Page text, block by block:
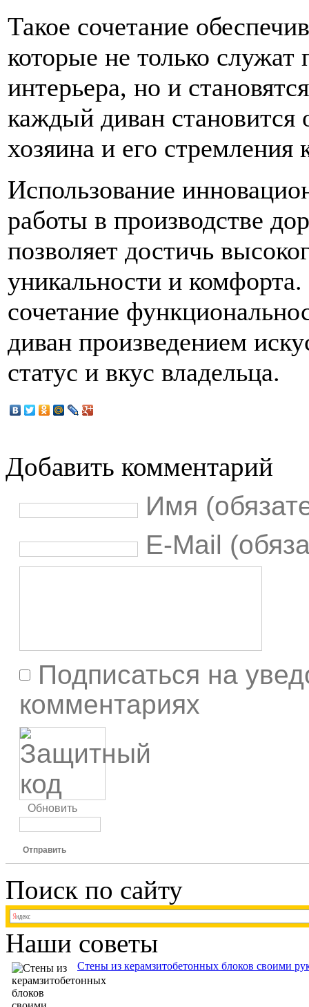
Такое сочетание
которые не только
интерьера, но и
каждый диван становится
хозяина и его стремления
Использование
работы в производстве
позволяет достичь
уникальности и комфорта.
сочетание
диван произведением
статус и вкус владельца.
Добавить комментарий
Имя
E-Mail
Подписаться на
комментариях
Обновить
Отправить
Поиск по сайту
Наши советы
Стены из керамзитобетонных блоков своими